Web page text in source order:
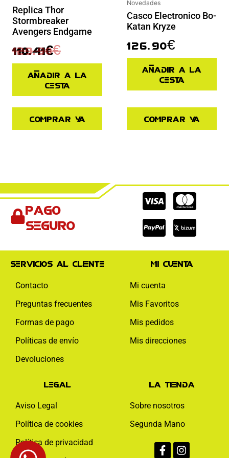
Replica Thor
Stormbreaker
Avengers Endgame
129.90€
110.41€
Añadir a la
cesta
Comprar ya
Novedades
Casco Electronico Bo-
Katan Kryze
126.90€
Añadir a la
cesta
Comprar ya
Pago
seguro
Cc-
visa
Cc-
Cc-
paypal
Servicios al cliente
Contacto
Preguntas frecuentes
Formas de pago
Políticas de envío
Devoluciones
Mi cuenta
Mi cuenta
Mis Favoritos
Mis pedidos
Mis direcciones
Legal
Aviso Legal
Política de cookies
Política de privacidad
La tienda
Sobre nosotros
Segunda Mano
f